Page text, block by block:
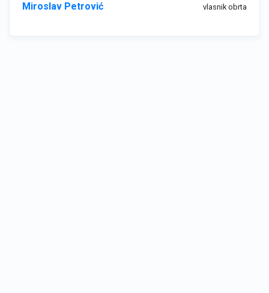
Miroslav Petrović vlasnik obrta